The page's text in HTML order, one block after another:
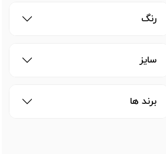
رنگ
سایز
برند ها